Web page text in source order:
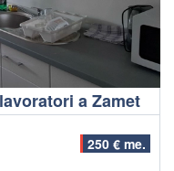
a Zamet
250 € me.